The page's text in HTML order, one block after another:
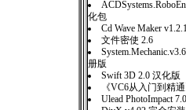
化包
Cd Wave Maker
文件密使 2.6
册版
Swift 3D 2.0 汉化版
《VC6从入门到精通
Ulead PhotoImpact 7.0